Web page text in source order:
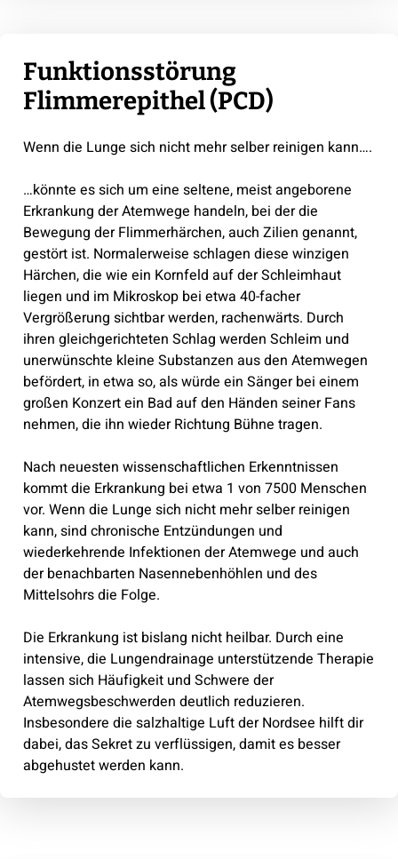
Funktionsstörung
Flimmerepithel (PCD)
Wenn die Lunge sich nicht mehr selber reinigen kann….
…könnte es sich um eine seltene, meist angeborene
Erkrankung der Atemwege handeln, bei der die
Bewegung der Flimmerhärchen, auch Zilien genannt,
gestört ist. Normalerweise schlagen diese winzigen
Härchen, die wie ein Kornfeld auf der Schleimhaut
liegen und im Mikroskop bei etwa 40-facher
Vergrößerung sichtbar werden, rachenwärts. Durch
ihren gleichgerichteten Schlag werden Schleim und
unerwünschte kleine Substanzen aus den Atemwegen
befördert, in etwa so, als würde ein Sänger bei einem
großen Konzert ein Bad auf den Händen seiner Fans
nehmen, die ihn wieder Richtung Bühne tragen.
Nach neuesten wissenschaftlichen Erkenntnissen
kommt die Erkrankung bei etwa 1 von 7500 Menschen
vor. Wenn die Lunge sich nicht mehr selber reinigen
kann, sind chronische Entzündungen und
wiederkehrende Infektionen der Atemwege und auch
der benachbarten Nasennebenhöhlen und des
Mittelsohrs die Folge.
Die Erkrankung ist bislang nicht heilbar. Durch eine
intensive, die Lungendrainage unterstützende Therapie
lassen sich Häufigkeit und Schwere der
Atemwegsbeschwerden deutlich reduzieren.
Insbesondere die salzhaltige Luft der Nordsee hilft dir
dabei, das Sekret zu verflüssigen, damit es besser
abgehustet werden kann.